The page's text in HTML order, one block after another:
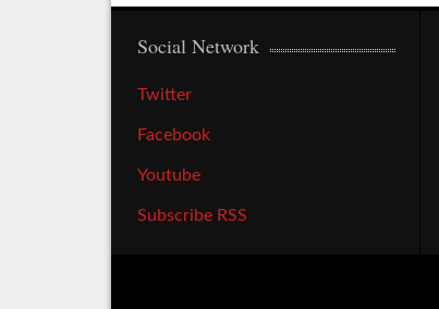
Social Network
Twitter
Facebook
Youtube
Subscribe RSS